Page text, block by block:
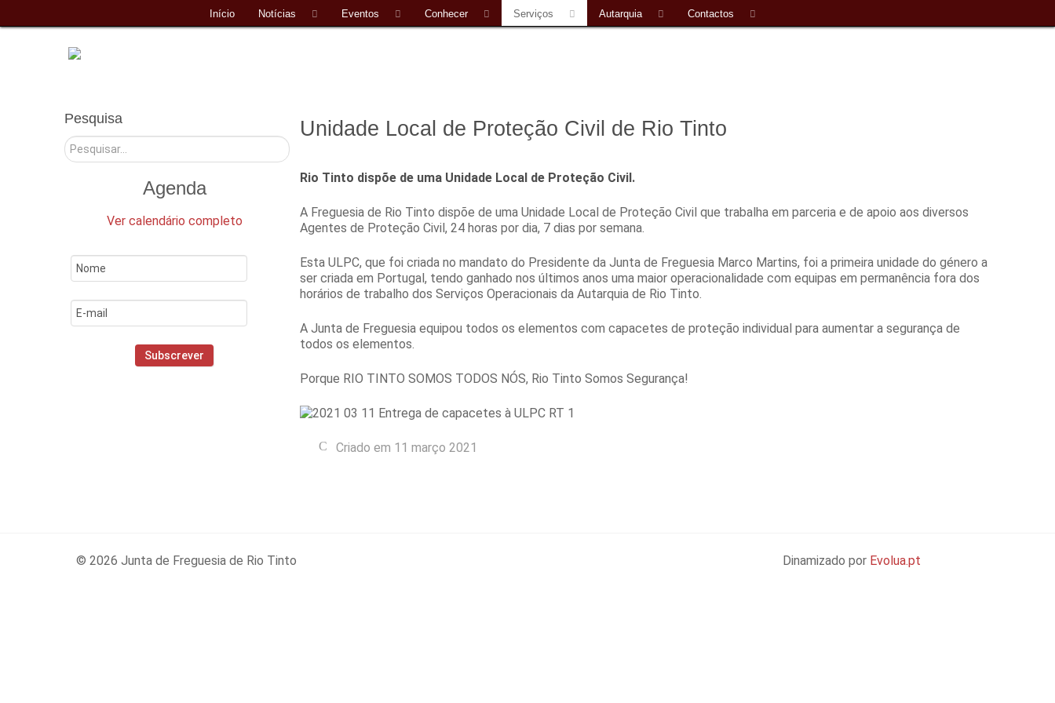
Início Notícias Eventos Conhecer Serviços Autarquia Contactos
Pesquisa
Pesquisar
Agenda
Ver calendário completo
Unidade Local de Proteção Civil de Rio Tinto
Rio Tinto dispõe de uma Unidade Local de Proteção Civil.
A Freguesia de Rio Tinto dispõe de uma Unidade Local de Proteção Civil que trabalha em parceria e de apoio aos diversos
Agentes de Proteção Civil, 24 horas por dia, 7 dias por semana.
Esta ULPC, que foi criada no mandato do Presidente da Junta de Freguesia Marco Martins, foi a primeira unidade do género a
ser criada em Portugal, tendo ganhado nos últimos anos uma maior operacionalidade com equipas em permanência fora dos
horários de trabalho dos Serviços Operacionais da Autarquia de Rio Tinto.
A Junta de Freguesia equipou todos os elementos com capacetes de proteção individual para aumentar a segurança de
todos os elementos.
Porque RIO TINTO SOMOS TODOS NÓS, Rio Tinto Somos Segurança!
Criado em 11 março 2021
© 2026 Junta de Freguesia de Rio Tinto Dinamizado por Evolua.pt